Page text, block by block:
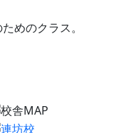
めのクラス。